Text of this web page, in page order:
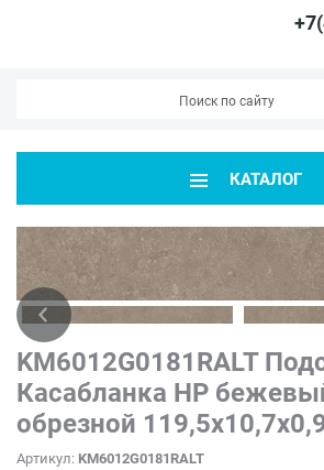
КАТАЛОГ
KM6012G0181RALT
Касабланка HP
обрезной
Артикул: KM6012G0181RALT